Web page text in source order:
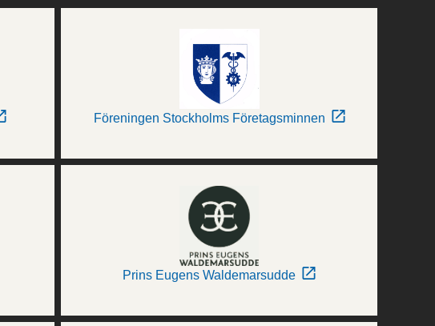
Föreningen Stockholms Företagsminnen
Prins Eugens Waldemarsudde